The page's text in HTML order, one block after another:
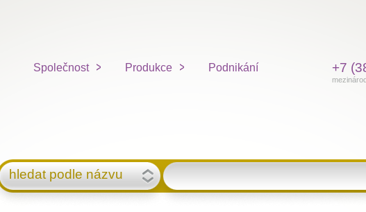
Společnost Produkce Podnikání +7
hledat podle názvu